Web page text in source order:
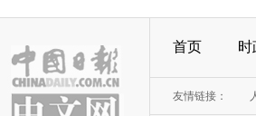
首页 时
友情链接：